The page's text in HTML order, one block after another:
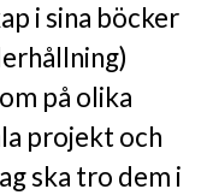
i sina böcker
på olika
projekt och
ska tro dem i